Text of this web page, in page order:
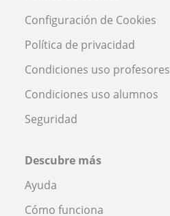
Configuración de Cookies
Política de privacidad
Condiciones uso profesores
Condiciones uso alumnos
Seguridad
Descubre más
Ayuda
Cómo funciona